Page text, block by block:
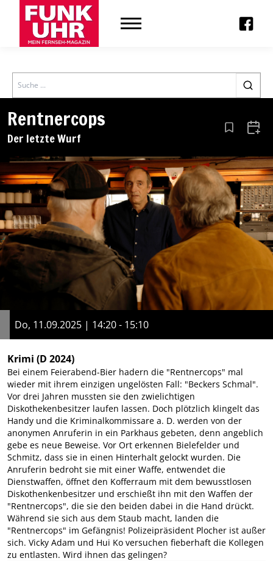
Search
Rentnercops
Der letzte Wurf Aus den
Do, 11.09.2025 | 14:20 - 15:10
Krimi (D 2024)
Bei einem Feierabend-Bier hadern die "Rentnercops" mal
wieder mit ihrem einzigen ungelösten Fall: "Beckers Schmal".
Vor drei Jahren mussten sie den zwielichtigen
Diskothekenbesitzer laufen lassen. Doch plötzlich klingelt das
Handy und die Kriminalkommissare a. D. werden von der
anonymen Anruferin in ein Parkhaus gebeten, denn angeblich
gebe es neue Beweise. Vor Ort erkennen Bielefelder und
Schmitz, dass sie in einen Hinterhalt gelockt wurden. Die
Anruferin bedroht sie mit einer Waffe, entwendet die
Dienstwaffen, öffnet den Kofferraum mit dem bewusstlosen
Diskothenkenbesitzer und erschießt ihn mit den Waffen der
"Rentnercops", die sie den beiden dabei in die Hand drückt.
Während sie sich aus dem Staub macht, landen die
"Rentnercops" im Gefängnis! Polizeipräsident Plocher ist außer
sich. Vicky Adam und Hui Ko versuchen fieberhaft die Kollegen
zu entlasten. Wird ihnen das gelingen?